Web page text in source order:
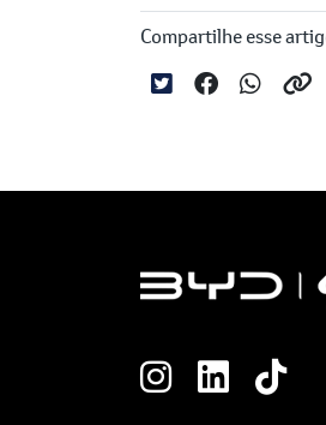
Compartilhe esse